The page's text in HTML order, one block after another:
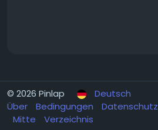
© 2026 Pinlap
Deutsch
Über
Bedingungen Datenschutz
Mitte
Verzeichnis